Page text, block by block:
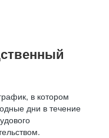
в котором
дни в течение